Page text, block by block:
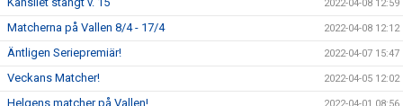
2022-04-08 12:59
Matcherna på Vallen 8/4 - 17/4 2022-04-08 12:12
Äntligen Seriepremiär! 2022-04-07 15:47
Veckans Matcher! 2022-04-05 12:02
Helgens matcher på Vallen!